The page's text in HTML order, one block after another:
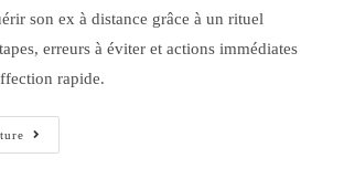
son ex à distance grâce à un rituel
erreurs à éviter et actions immédiates
rapide.